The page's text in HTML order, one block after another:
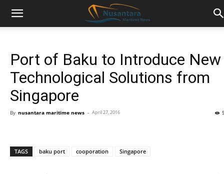
Port of Baku to Introduce New
Technological Solutions from
Singapore
By nusantara maritime news - April 27, 2016
TAGS baku port cooporation Singapore